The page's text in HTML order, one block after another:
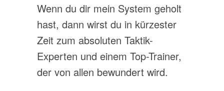
Wenn du dir mein System geholt
hast, dann wirst du in kürzester
Zeit zum absoluten Taktik-
Experten und einem Top-Trainer,
der von allen bewundert wird.